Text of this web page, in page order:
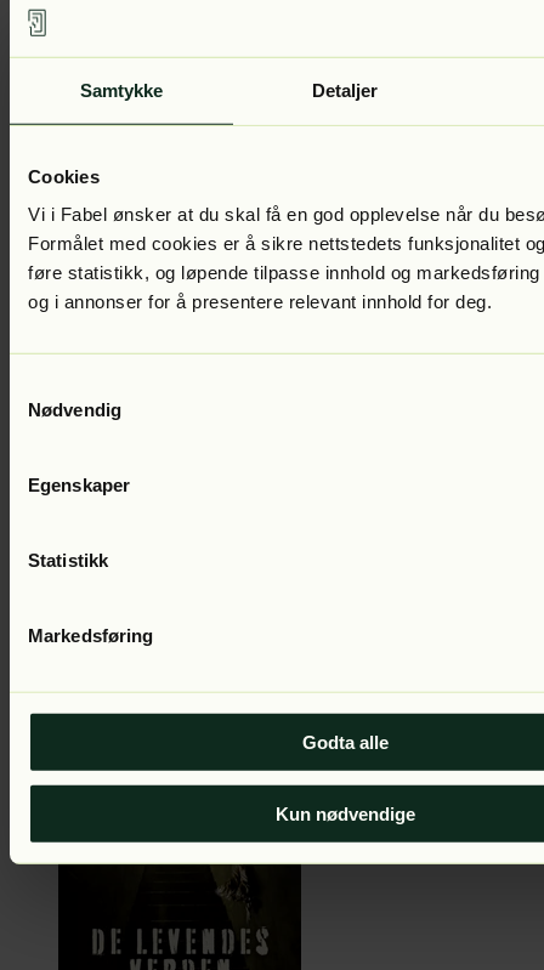
Samtykke Detaljer
Cookies
Vi i Fabel ønsker at du skal få en god opplevelse når du
Formålet med cookies er å sikre nettstedets funksjonalitet
føre statistikk, og løpende tilpasse innhold og markedsføring
og i annonser for å presentere relevant innhold for deg.
Nødvendig
Egenskaper
Statistikk
Markedsføring
Godta alle
Kun nødvendige
Nicci FrenchNår leken er slutt